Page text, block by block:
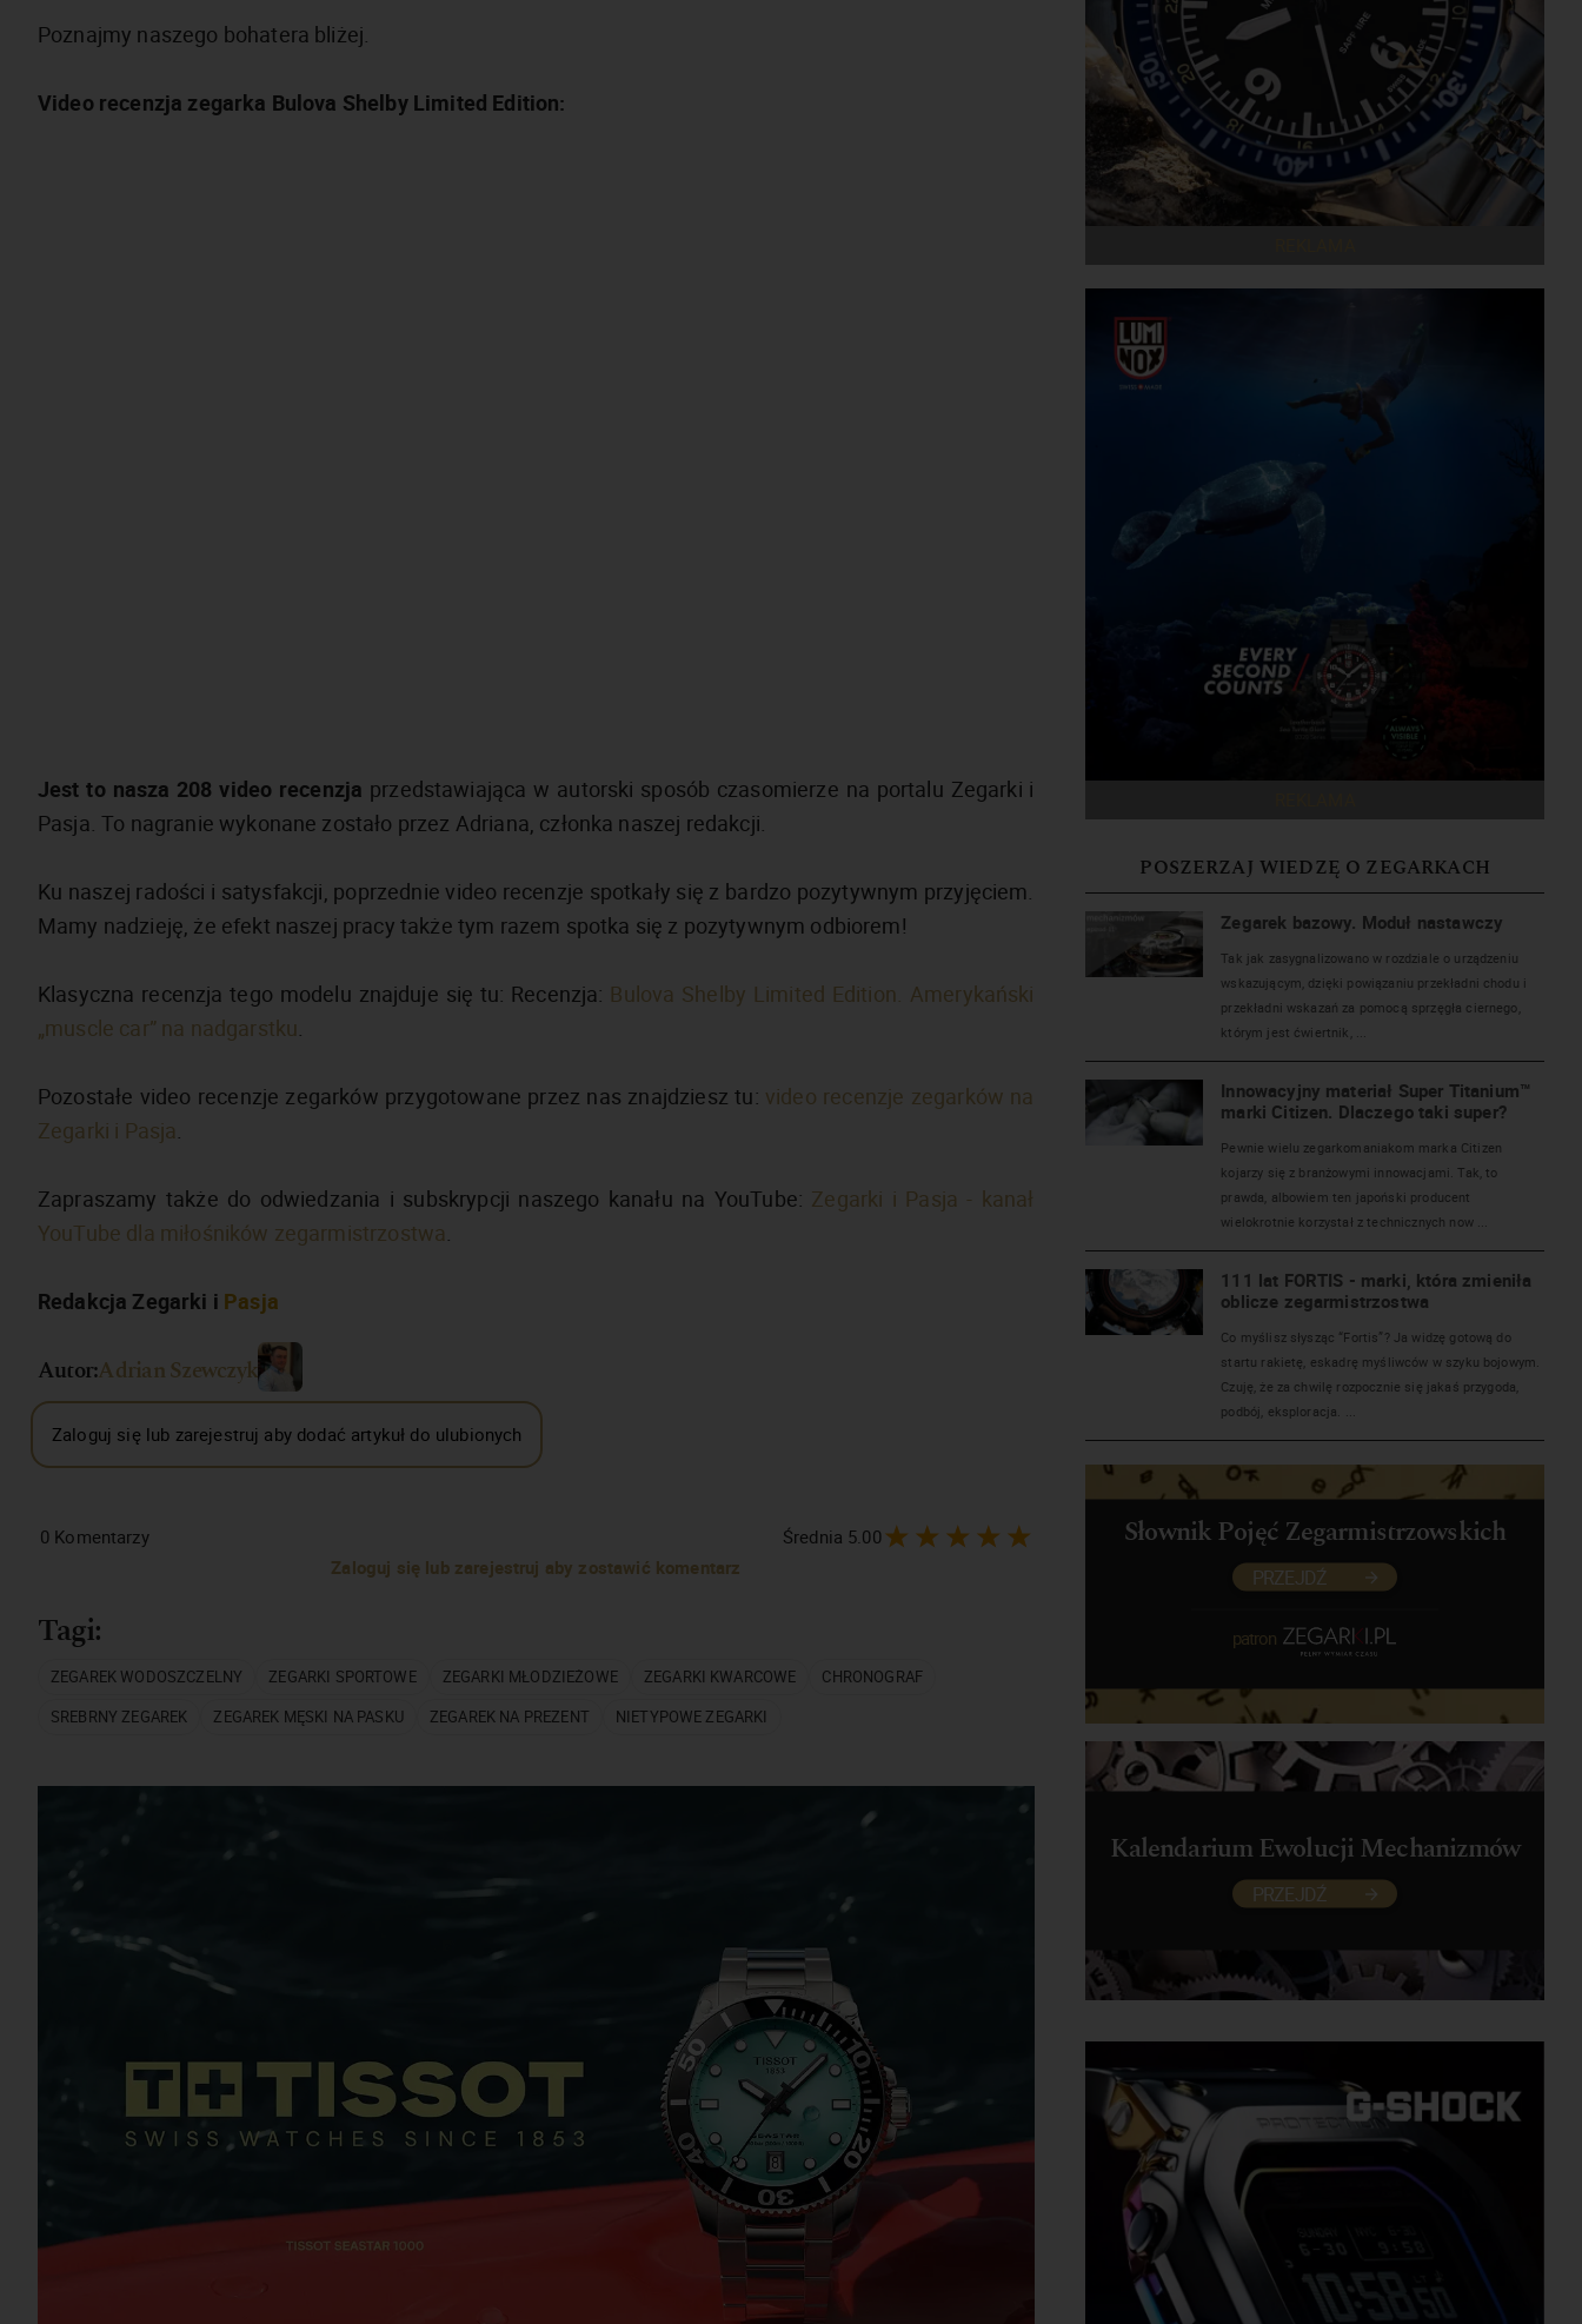
Poznajmy naszego bohatera bliżej.
Video recenzja zegarka Bulova Shelby Limited Edition:
Jest to nasza 208 video recenzja przedstawiająca w autorski sposób czasomierze na portalu Zegarki i
Pasja. To nagranie wykonane zostało przez Adriana, członka naszej redakcji.
Ku naszej radości i satysfakcji, poprzednie video recenzje spotkały się z bardzo pozytywnym przyjęciem.
Mamy nadzieję, że efekt naszej pracy także tym razem spotka się z pozytywnym odbiorem!
Klasyczna recenzja tego modelu znajduje się tu: Recenzja: Bulova Shelby Limited Edition. Amerykański
„muscle car” na nadgarstku
Pozostałe video recenzje zegarków przygotowane przez nas znajdziesz tu: video recenzje zegarków na
Zegarki i Pasja
Zapraszamy także do odwiedzania i subskrypcji naszego kanału na YouTube: Zegarki i Pasja - kanał
YouTube dla miłośników zegarmistrzostwa
Redakcja Zegarki i Pasja
Autor:Adrian Szewczyk
Zaloguj się lub zarejestruj aby dodać artykuł do ulubionych
0 Komentarzy Średnia 5.00
Zaloguj się lub zarejestruj aby zostawić komentarz
Tagi:
ZEGAREK WODOSZCZELNY ZEGARKI SPORTOWE ZEGARKI MŁODZIEŻOWE ZEGARKI KWARCOWE
CHRONOGRAF
SREBRNY ZEGAREK
ZEGAREK MĘSKI NA PASKU ZEGAREK NA PREZENT NIETYPOWE ZEGARKI
POSZERZAJ WIEDZĘ O ZEGARKACH
Zegarek bazowy. Moduł nastawczy
Tak jak zasygnalizowano w rozdziale o urządzeniu
wskazującym, dzięki powiązaniu przekładni chodu i
przekładni wskazań za pomocą sprzęgła ciernego,
którym jest ćwiertnik, ...
Innowacyjny materiał Super Titanium™
marki Citizen. Dlaczego taki super?
Pewnie wielu zegarkomaniakom marka Citizen
kojarzy się z branżowymi innowacjami. Tak, to
prawda, albowiem ten japoński producent
wielokrotnie korzystał z technicznych now ...
111 lat FORTIS - marki, która zmieniła
oblicze zegarmistrzostwa
Co myślisz słysząc “Fortis”? Ja widzę gotową do
startu rakietę, eskadrę myśliwców w szyku bojowym.
Czuję, że za chwilę rozpocznie się jakaś przygoda,
podbój, eksploracja. ...
Słownik Pojęć Zegarmistrzowskich
PRZEJDŹ
patron
Kalendarium Ewolucji Mechanizmów
PRZEJDŹ